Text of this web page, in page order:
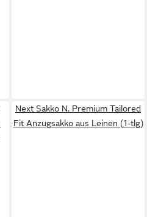
Next Sakko N. Premium Tailored
Fit Anzugsakko aus Leinen (1-tlg)